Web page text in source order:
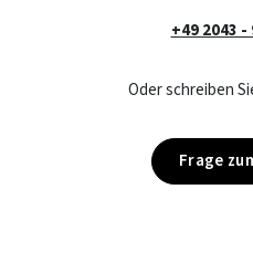
+49 2043 -
Oder schreiben
Frage